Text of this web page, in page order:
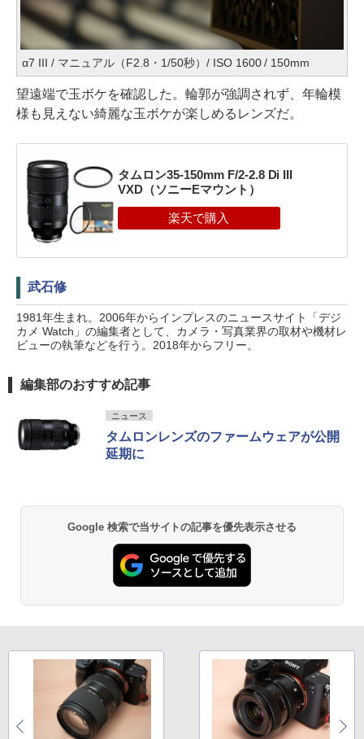
α7 III / マニュアル（F2.8・1/50秒）/ ISO 1600 / 150mm
望遠端で玉ボケを確認した。輪郭が強調されず、年輪模
様も見えない綺麗な玉ボケが楽しめるレンズだ。
タムロン35-150mm F/2-2.8 Di III
VXD（ソニーEマウント）
武石修
1981年生まれ。2006年からインプレスのニュースサイト「デジ
カメ Watch」の編集者として、カメラ・写真業界の取材や機材レ
ビューの執筆などを行う。2018年からフリー。
編集部のおすすめ記事
ニュース
タムロンレンズのファームウェアが公開
延期に
Google 検索で当サイトの記事を優先表示させる